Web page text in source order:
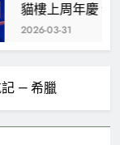
貓樓上周年慶 特別
03-31
— 希臘